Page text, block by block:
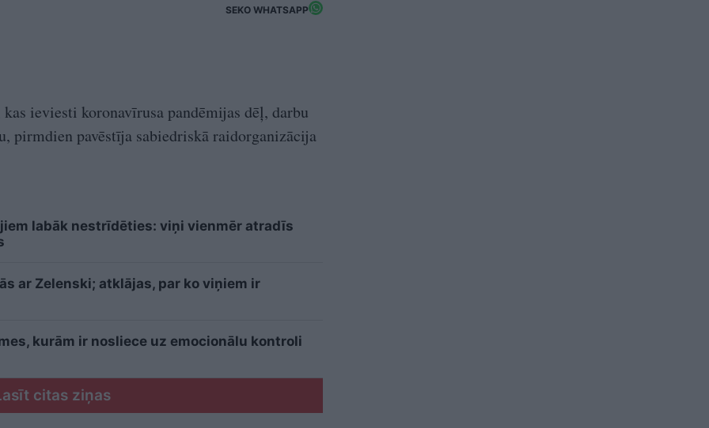
SEKO WHATSAPP
ieviesti koronavīrusa pandēmijas dēļ, darbu
pirmdien pavēstīja sabiedriskā raidorganizācija
labāk nestrīdēties: viņi vienmēr atradīs
ar Zelenski; atklājas, par ko viņiem ir
kurām ir nosliece uz emocionālu kontroli
citas ziņas